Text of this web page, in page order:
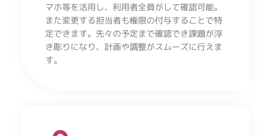
マホ等を活用し、利用者全員がして確認可能。
また変更する担当者も権限の付与することで特
定できます。先々の予定まで確認でき課題が浮
き彫りになり、計画や調整がスムーズに行えま
す。